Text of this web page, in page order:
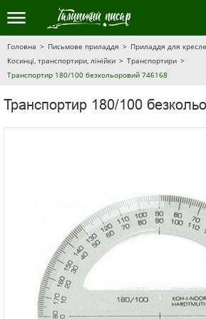
Головна Письмове приладдя
Приладдя для
Косинці, транспортири, лінійки
Транспортири
Транспортир 180/100 безкольоровий 746168
Транспортир 180/100